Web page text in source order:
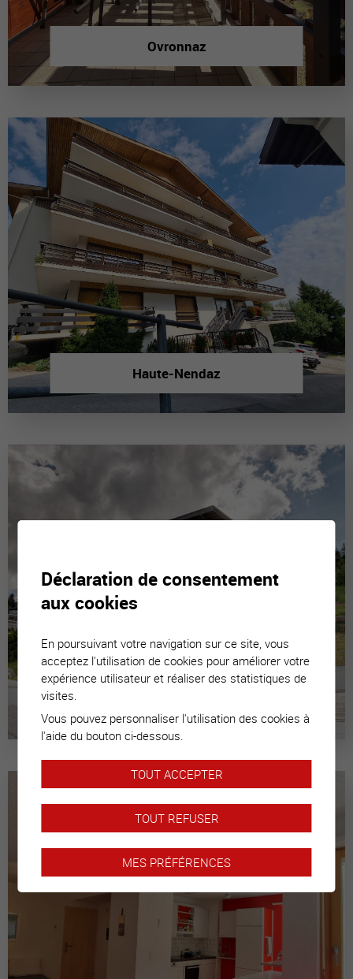
Ovronnaz
Haute-Nendaz
Déclaration de consentement
aux cookies
En poursuivant votre navigation sur ce site, vous
acceptez l'utilisation de cookies pour améliorer votre
expérience utilisateur et réaliser des statistiques de
visites.
Vous pouvez personnaliser l'utilisation des cookies à
l'aide du bouton ci-dessous.
TOUT ACCEPTER
TOUT REFUSER
MES PRÉFÉRENCES